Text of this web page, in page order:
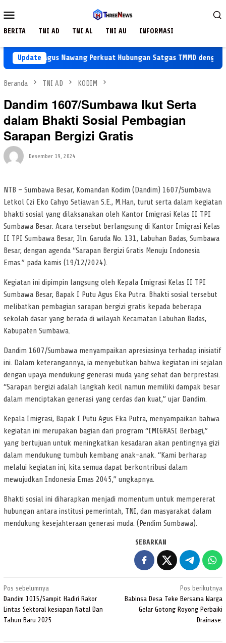
ke
Mobile
BERITA TNI AD TNI AL TNI AU INFORMASI
Update
Koptu Agus Nawang Perkuat Hubungan Satgas TMMD dengan
Beranda TNI AD KODIM
Dandim 1607/Sumbawa Ikut Serta
dalam Bhakti Sosial Pembagian
Sarapan Bergizi Gratis
Desember 19, 2024
NTB – Sumbawa Besar, Komandan Kodim (Dandim) 1607/Sumbawa
Letkol Czi Eko Cahyo Setiawan S.E., M.Han, turut serta dalam kegiatan
bhakti sosial yang dilaksanakan oleh Kantor Imigrasi Kelas II TPI
Sumbawa Besar. Acara tersebut berlangsung di Kantor Imigrasi Kelas
II TPI Sumbawa Besar, Jln. Garuda No. 131, Labuhan Badas, Sumbawa
Besar, dengan agenda “Sarapan Bergizi Gratis Menuju Indonesia
Emas.” pada kamis (19/12/2024).
Kegiatan ini dipimpin langsung oleh Kepala Imigrasi Kelas II TPI
Sumbawa Besar, Bapak I Putu Agus Eka Putra. Bhakti sosial tersebut
melibatkan pembagian sarapan bergizi gratis kepada beberapa
sekolah dasar yang berada di wilayah Kecamatan Labuhan Badas,
Kabupaten Sumbawa.
Dandim 1607/Sumbawa menyampaikan apresiasinya terhadap inisiatif
ini. Dalam keterangannya, ia menyebutkan bahwa kegiatan ini sejalan
dengan upaya mendukung generasi muda yang sehat dan berprestasi.
“Sarapan bergizi adalah langkah kecil namun memiliki dampak besar
dalam menciptakan generasi yang cerdas dan kuat,” ujar Dandim.
Kepala Imigrasi, Bapak I Putu Agus Eka Putra, menyampaikan bahwa
kegiatan ini merupakan bagian dari program “IMIGRASI Berbagi,”
yang bertujuan untuk meningkatkan kesadaran akan pentingnya gizi
dalam mendukung tumbuh kembang anak-anak. “Kami berharap
melalui kegiatan ini, kita semua dapat berkontribusi dalam
mewujudkan Indonesia Emas 2045,” ungkapnya.
Bhakti sosial ini diharapkan menjadi momentum untuk mempererat
hubungan antara institusi pemerintah, TNI, dan masyarakat dalam
mendukung kesejahteraan generasi muda. (Pendim Sumbawa).
SEBARKAN
Navigasi
pos
Pos sebelumnya
Dandim 1015/Sampit Hadiri Rakor
Lintas Sektoral kesiapan Natal Dan
Tahun Baru 2025
Pos berikutnya
Babinsa Desa Teke Bersama Warga
Gelar Gotong Royong Perbaiki
Drainase.